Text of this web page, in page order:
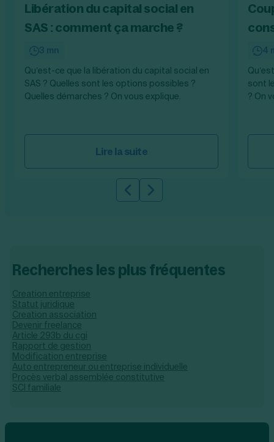
Libération du capital social en
SAS : comment ça marche ?
3 mn
Qu’est-ce que la libération du capital social en
SAS ? Quelles sont les options possibles ?
Quelles démarches ? On vous explique.
Lire la suite
4
sont
? On
Slide précédente
Slide suivante
Recherches les plus fréquentes
Creation entreprise
Statut juridique
Creation association
Devenir freelance
Article 293b du cgi
Rapport de gestion
Modification entreprise
Auto entrepreneur ou entreprise individuelle
Procès verbal assemblée constitutive
SCI familiale